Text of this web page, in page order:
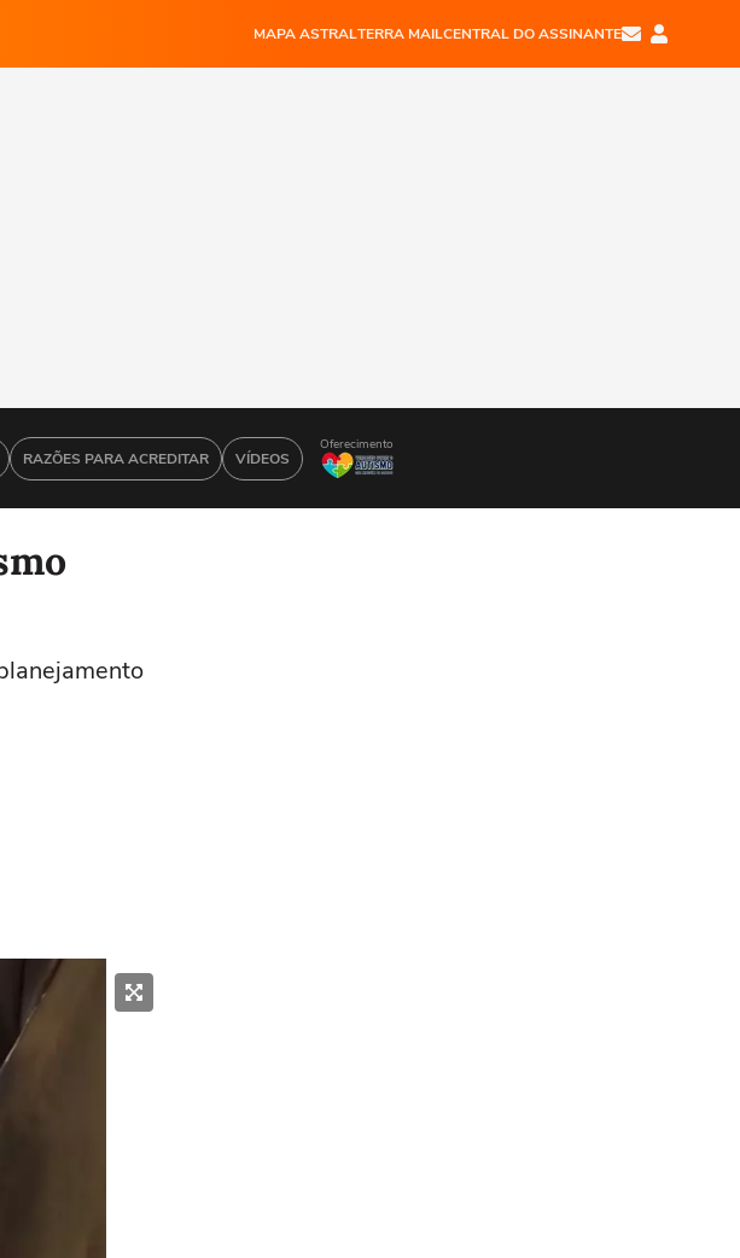
MAPA ASTRALTERRA MAILCENTRAL DO ASSINANTE
RAZÕES PARA ACREDITAR VÍDEOS
Oferecimento